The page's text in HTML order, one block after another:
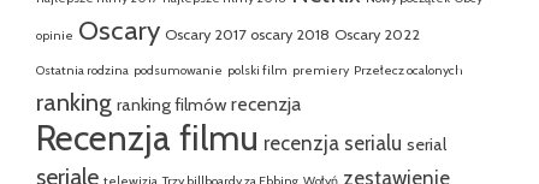
opinie Oscary Oscary 2017 oscary 2018 Oscary 2022
Ostatnia rodzina podsumowanie polski film premiery Przełecz ocalonych
ranking ranking filmów recenzja
Recenzja filmu recenzja serialu serial
seriale telewizja Trzy billboardy za Ebbing Wołyń zestawienie